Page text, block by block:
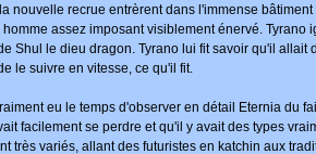
nouvelle recrue entrèrent dans l'immense
assez imposant visiblement énervé.
Shul le dieu dragon. Tyrano lui fit savoir qu'il
le suivre en vitesse, ce qu'il fit.
eu le temps d'observer en détail Eternia du
facilement se perdre et qu'il y avait des types
très variés, allant des futuristes en katchin aux